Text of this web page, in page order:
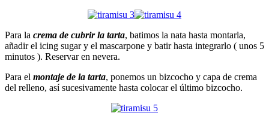
Para la crema de cubrir la tarta, batimos la nata hasta montarla,
añadir el icing sugar y el mascarpone y batir hasta integrarlo ( unos 5
minutos ). Reservar en nevera.
Para el montaje de la tarta, ponemos un bizcocho y capa de crema
del relleno, así sucesivamente hasta colocar el último bizcocho.